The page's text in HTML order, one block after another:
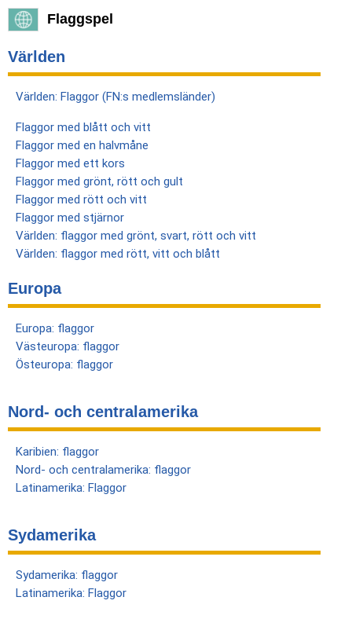
Flaggspel
Världen
Världen: Flaggor (FN:s medlemsländer)
Flaggor med blått och vitt
Flaggor med en halvmåne
Flaggor med ett kors
Flaggor med grönt, rött och gult
Flaggor med rött och vitt
Flaggor med stjärnor
Världen: flaggor med grönt, svart, rött och vitt
Världen: flaggor med rött, vitt och blått
Europa
Europa: flaggor
Västeuropa: flaggor
Östeuropa: flaggor
Nord- och centralamerika
Karibien: flaggor
Nord- och centralamerika: flaggor
Latinamerika: Flaggor
Sydamerika
Sydamerika: flaggor
Latinamerika: Flaggor